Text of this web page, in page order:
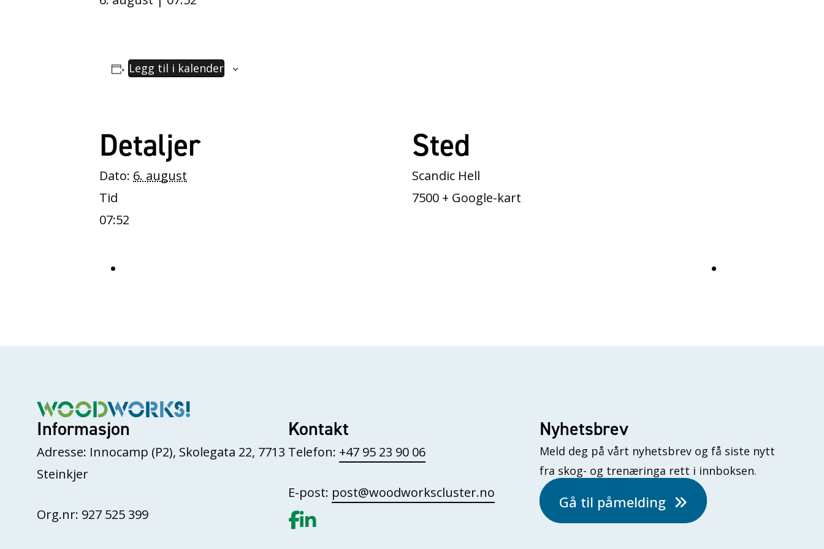
Legg til i kalender
Detaljer
Dato: 6. august
Tid
07:52
Sted
Scandic Hell
7500 + Google-kart
Informasjon
Adresse: Innocamp (P2), Skolegata 22, 7713
Steinkjer
Org.nr: 927 525 399
Kontakt
Telefon: +47 95 23 90 06
E-post: post@woodworkscluster.no
Gå til vår Facebook
Gå til vår LinkedIn
Nyhetsbrev
Meld deg på vårt nyhetsbrev og få siste nytt
fra skog- og trenæringa rett i innboksen.
Gå til påmelding